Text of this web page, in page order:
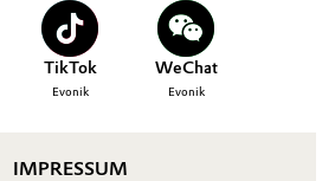
TikTok
Evonik
WeChat
Evonik
IMPRESSUM